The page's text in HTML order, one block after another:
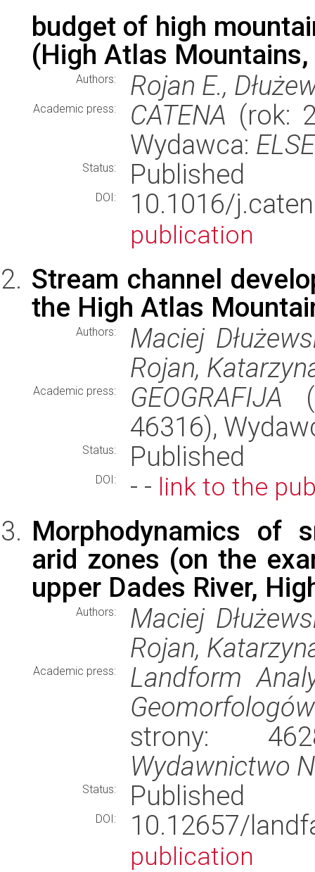
budget of high
(High Atlas
Authors: Rojan E.,
Academic press: CATENA (rok:
Wydawca:
Status: Published
DOI: 10.1016/
publication
Stream channel
the High Atlas
Authors:
Maciej
Rojan,
Academic press: GEOGRAFIJA
46316),
Status: Published
DOI: - - link to the
Morphodynamics of
arid zones (on the
upper Dades River,
Authors:
Maciej
Rojan,
Academic press:
Landform
strony:
Wydawnictwo
Status: Published
DOI: 10.12657/
publication